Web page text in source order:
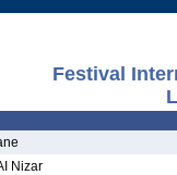
Festival
Nizar